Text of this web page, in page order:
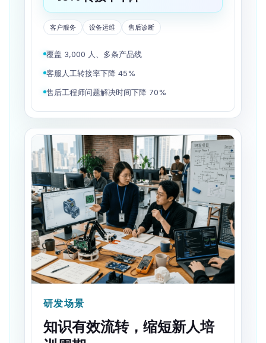
45% 转接率下降
客户服务 设备运维 售后诊断
覆盖 3,000 人、多条产品线
客服人工转接率下降 45%
售后工程师问题解决时间下降 70%
研发场景
知识有效流转，缩短新人培